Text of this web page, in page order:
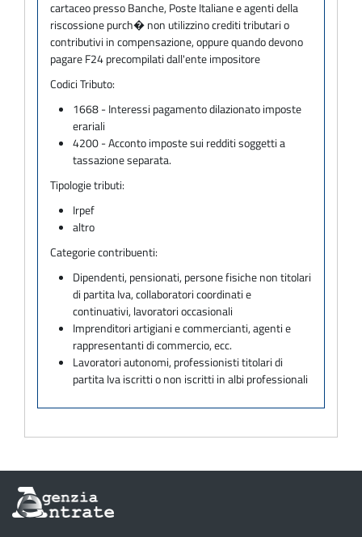
cartaceo presso Banche, Poste Italiane e agenti della
riscossione purch� non utilizzino crediti tributari o
contributivi in compensazione, oppure quando devono
pagare F24 precompilati dall'ente impositore
Codici Tributo:
1668 - Interessi pagamento dilazionato imposte
erariali
4200 - Acconto imposte sui redditi soggetti a
tassazione separata.
Tipologie tributi:
Irpef
altro
Categorie contribuenti:
Dipendenti, pensionati, persone fisiche non titolari
di partita Iva, collaboratori coordinati e
continuativi, lavoratori occasionali
Imprenditori artigiani e commercianti, agenti e
rappresentanti di commercio, ecc.
Lavoratori autonomi, professionisti titolari di
partita Iva iscritti o non iscritti in albi professionali
Informazioni
sul